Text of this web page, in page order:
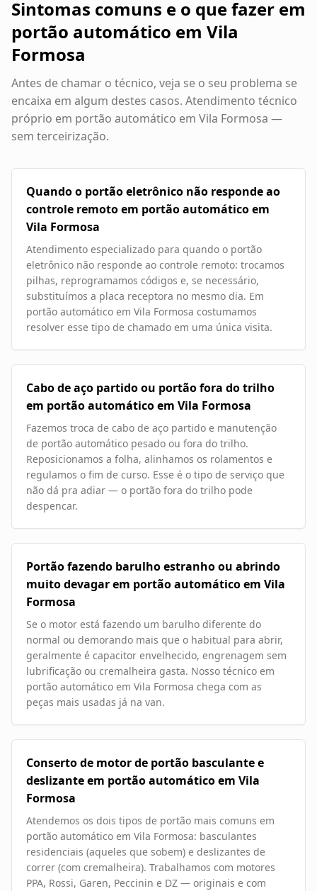
Sintomas comuns e o que fazer em
portão automático em Vila
Formosa
Antes de chamar o técnico, veja se o seu problema se
encaixa em algum destes casos. Atendimento técnico
próprio em portão automático em Vila Formosa —
sem terceirização.
Quando o portão eletrônico não responde ao
controle remoto em portão automático em
Vila Formosa
Atendimento especializado para quando o portão
eletrônico não responde ao controle remoto: trocamos
pilhas, reprogramamos códigos e, se necessário,
substituímos a placa receptora no mesmo dia. Em
portão automático em Vila Formosa costumamos
resolver esse tipo de chamado em uma única visita.
Cabo de aço partido ou portão fora do trilho
em portão automático em Vila Formosa
Fazemos troca de cabo de aço partido e manutenção
de portão automático pesado ou fora do trilho.
Reposicionamos a folha, alinhamos os rolamentos e
regulamos o fim de curso. Esse é o tipo de serviço que
não dá pra adiar — o portão fora do trilho pode
despencar.
Portão fazendo barulho estranho ou abrindo
muito devagar em portão automático em Vila
Formosa
Se o motor está fazendo um barulho diferente do
normal ou demorando mais que o habitual para abrir,
geralmente é capacitor envelhecido, engrenagem sem
lubrificação ou cremalheira gasta. Nosso técnico em
portão automático em Vila Formosa chega com as
peças mais usadas já na van.
Conserto de motor de portão basculante e
deslizante em portão automático em Vila
Formosa
Atendemos os dois tipos de portão mais comuns em
portão automático em Vila Formosa: basculantes
residenciais (aqueles que sobem) e deslizantes de
correr (com cremalheira). Trabalhamos com motores
PPA, Rossi, Garen, Peccinin e DZ — originais e com